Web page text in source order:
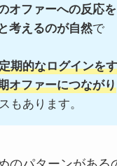
オファーへの反応を
考えるのが自然で
期的なログインをす
オファーにつながり
もあります。